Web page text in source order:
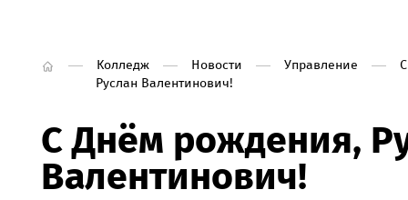
Колледж Новости Управление
Руслан Валентинович!
С Днём рождения,
Валентинович!